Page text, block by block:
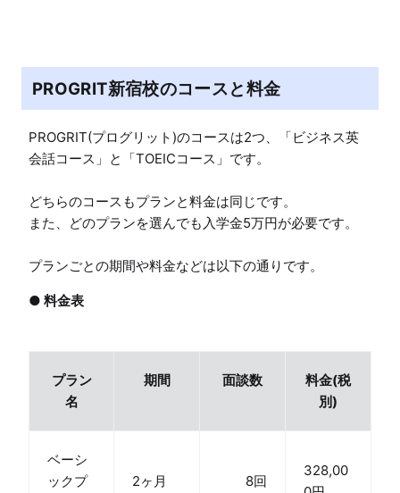
PROGRIT新宿校のコースと料金
PROGRIT(プログリット)のコースは2つ、「ビジネス英
会話コース」と「TOEICコース」です。
どちらのコースもプランと料金は同じです。
また、どのプランを選んでも入学金5万円が必要です。
プランごとの期間や料金などは以下の通りです。
● 料金表
プラン
名
期間 面談数
料金(税
別)
ベーシ
ックプ
2ヶ月 8回
328,00